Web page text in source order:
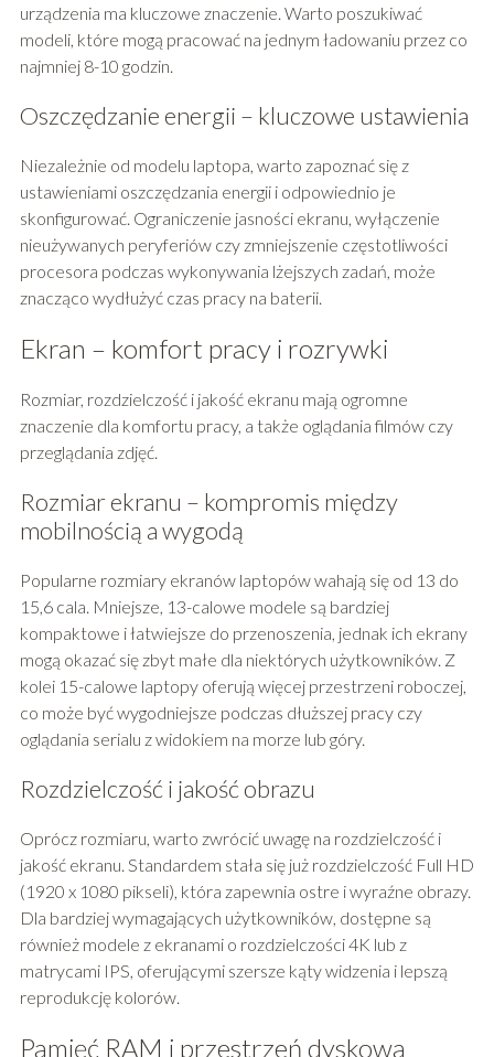
urządzenia ma kluczowe znaczenie. Warto poszukiwać
modeli, które mogą pracować na jednym ładowaniu przez co
najmniej 8-10 godzin.
Oszczędzanie energii – kluczowe ustawienia
Niezależnie od modelu laptopa, warto zapoznać się z
ustawieniami oszczędzania energii i odpowiednio je
skonfigurować. Ograniczenie jasności ekranu, wyłączenie
nieużywanych peryferiów czy zmniejszenie częstotliwości
procesora podczas wykonywania lżejszych zadań, może
znacząco wydłużyć czas pracy na baterii.
Ekran – komfort pracy i rozrywki
Rozmiar, rozdzielczość i jakość ekranu mają ogromne
znaczenie dla komfortu pracy, a także oglądania filmów czy
przeglądania zdjęć.
Rozmiar ekranu – kompromis między
mobilnością a wygodą
Popularne rozmiary ekranów laptopów wahają się od 13 do
15,6 cala. Mniejsze, 13-calowe modele są bardziej
kompaktowe i łatwiejsze do przenoszenia, jednak ich ekrany
mogą okazać się zbyt małe dla niektórych użytkowników. Z
kolei 15-calowe laptopy oferują więcej przestrzeni roboczej,
co może być wygodniejsze podczas dłuższej pracy czy
oglądania serialu z widokiem na morze lub góry.
Rozdzielczość i jakość obrazu
Oprócz rozmiaru, warto zwrócić uwagę na rozdzielczość i
jakość ekranu. Standardem stała się już rozdzielczość Full HD
(1920 x 1080 pikseli), która zapewnia ostre i wyraźne obrazy.
Dla bardziej wymagających użytkowników, dostępne są
również modele z ekranami o rozdzielczości 4K lub z
matrycami IPS, oferującymi szersze kąty widzenia i lepszą
reprodukcję kolorów.
Pamięć RAM i przestrzeń dyskowa